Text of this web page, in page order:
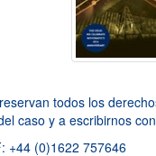
todos los
caso y a escribirnos
+44 (0)1622 757646